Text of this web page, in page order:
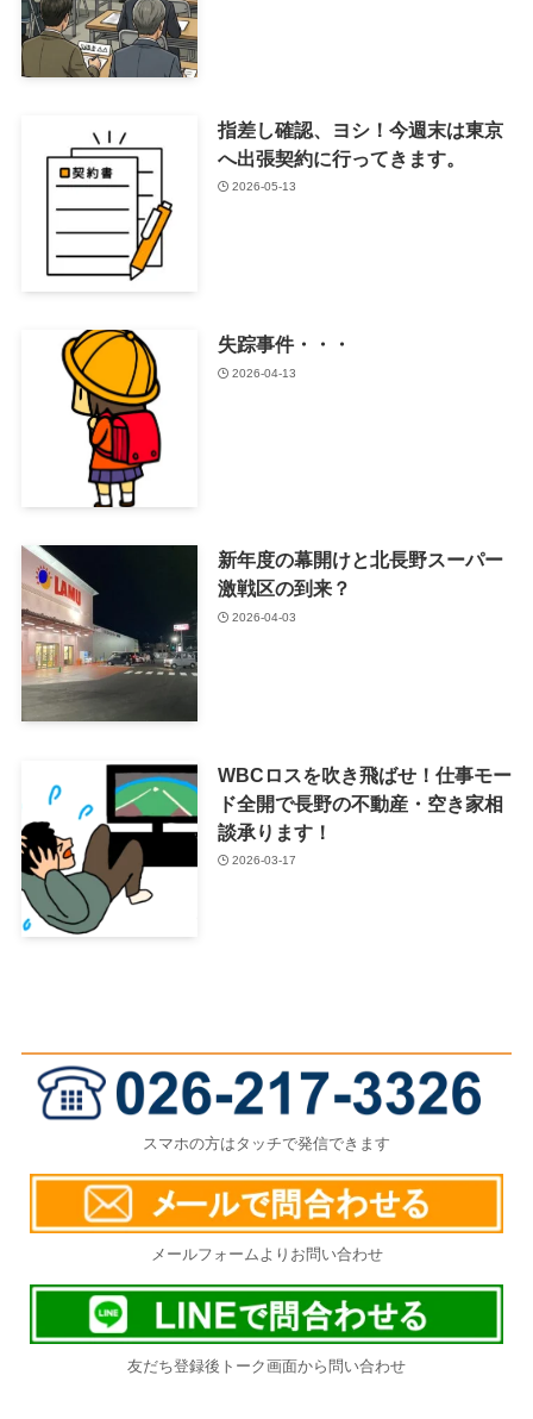
指差し確認、ヨシ！今週末は東京
へ出張契約に行ってきます。
2026-05-13
失踪事件・・・
2026-04-13
新年度の幕開けと北長野スーパー
激戦区の到来？
2026-04-03
WBCロスを吹き飛ばせ！仕事モー
ド全開で長野の不動産・空き家相
談承ります！
2026-03-17
スマホの方はタッチで発信できます
メールフォームよりお問い合わせ
友だち登録後トーク画面から問い合わせ